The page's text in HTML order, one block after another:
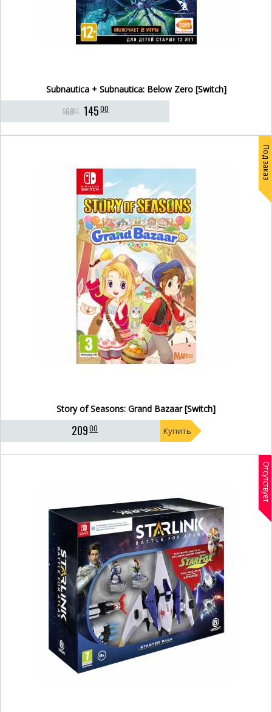
Subnautica + Subnautica: Below Zero [Switch]
16900 14500
Под заказ
Story of Seasons: Grand Bazaar [Switch]
20900 Купить
Отсутствует